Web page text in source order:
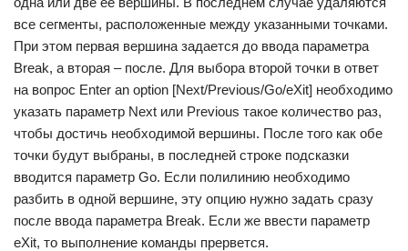
все сегменты, расположенные между указанными точками.
При этом первая вершина задается до ввода параметра
Break, а вторая – после. Для выбора второй точки в ответ
на вопрос Enter an option [Next/Previous/Go/eXit] необходимо
указать параметр Next или Previous такое количество раз,
чтобы достичь необходимой вершины. После того как обе
точки будут выбраны, в последней строке подсказки
вводится параметр Go. Если полилинию необходимо
разбить в одной вершине, эту опцию нужно задать сразу
после ввода параметра Break. Если же ввести параметр
eXit, то выполнение команды прервется.